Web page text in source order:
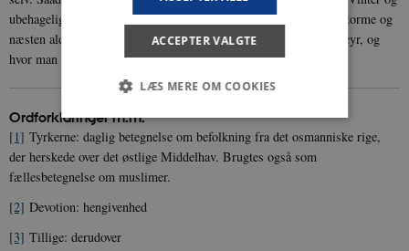
ubehagelige Clima, men kuns her hvor stedse er Sommer, ikke Storme og
næsten aldrig megen Regn, stedse behagelige Nætter og mildt Veyr, og
hvor man næsten stedse kan være under aaben Himmel.
Ordforklaringer m.m.
[1] Tyrkerne: daglig betegnelse om befolkning fra det osmanniske rige,
der herskede over det østlige Middelhav. Brugtes også som
fællesbetegnelse om muslimer.
[2] Devotion: hengivenhed
[3] Tillige: derudover
ACCEPTER VALGTE
LÆS MERE OM COOKIES
Nødvendige Statistiske
Marketing
Funktionelle
Nødvendige cookies hjælper med at gøre
grundlæggende funktioner som navigation mm.